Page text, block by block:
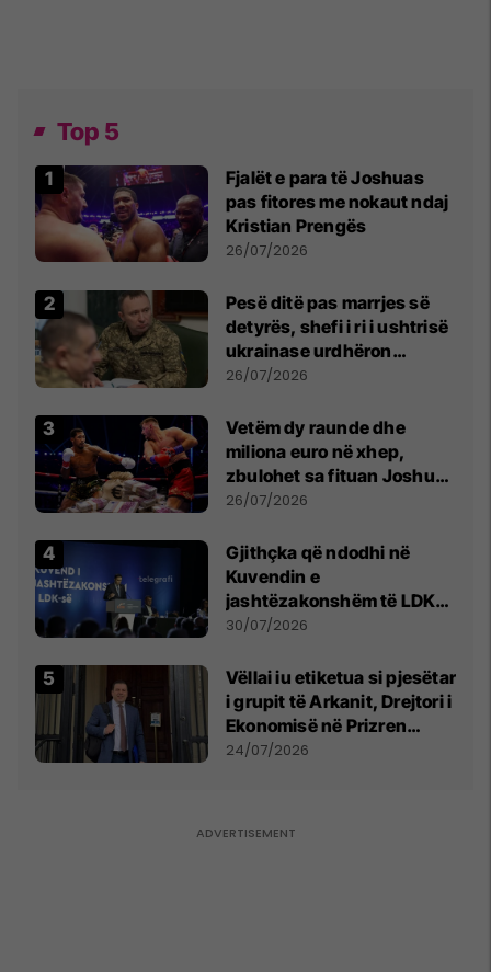
Top 5
Fjalët e para të Joshuas
pas fitores me nokaut ndaj
Kristian Prengës
26/07/2026
Pesë ditë pas marrjes së
detyrës, shefi i ri i ushtrisë
ukrainase urdhëron
kontroll të madh
26/07/2026
Vetëm dy raunde dhe
miliona euro në xhep,
zbulohet sa fituan Joshua
e Prenga
26/07/2026
Gjithçka që ndodhi në
Kuvendin e
jashtëzakonshëm të LDK-
së
30/07/2026
Vëllai iu etiketua si pjesëtar
i grupit të Arkanit, Drejtori i
Ekonomisë në Prizren
mohon pretendimet
24/07/2026